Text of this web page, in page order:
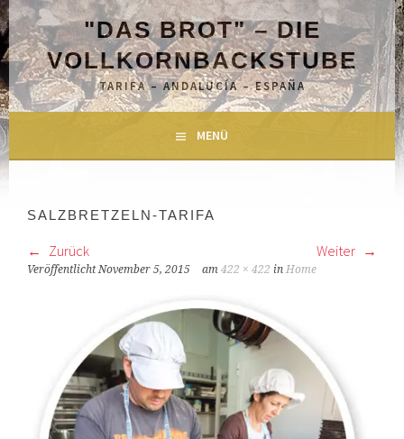
Springe
zum
Inhalt
"DAS BROT" – DIE
VOLLKORNBACKSTUBE
TARIFA – ANDALUCÍA – ESPAÑA
MENÜ
SALZBRETZELN-TARIFA
Zurück Weiter
VeröffentlichtNovember 5, 2015 am422 × 422 inHome